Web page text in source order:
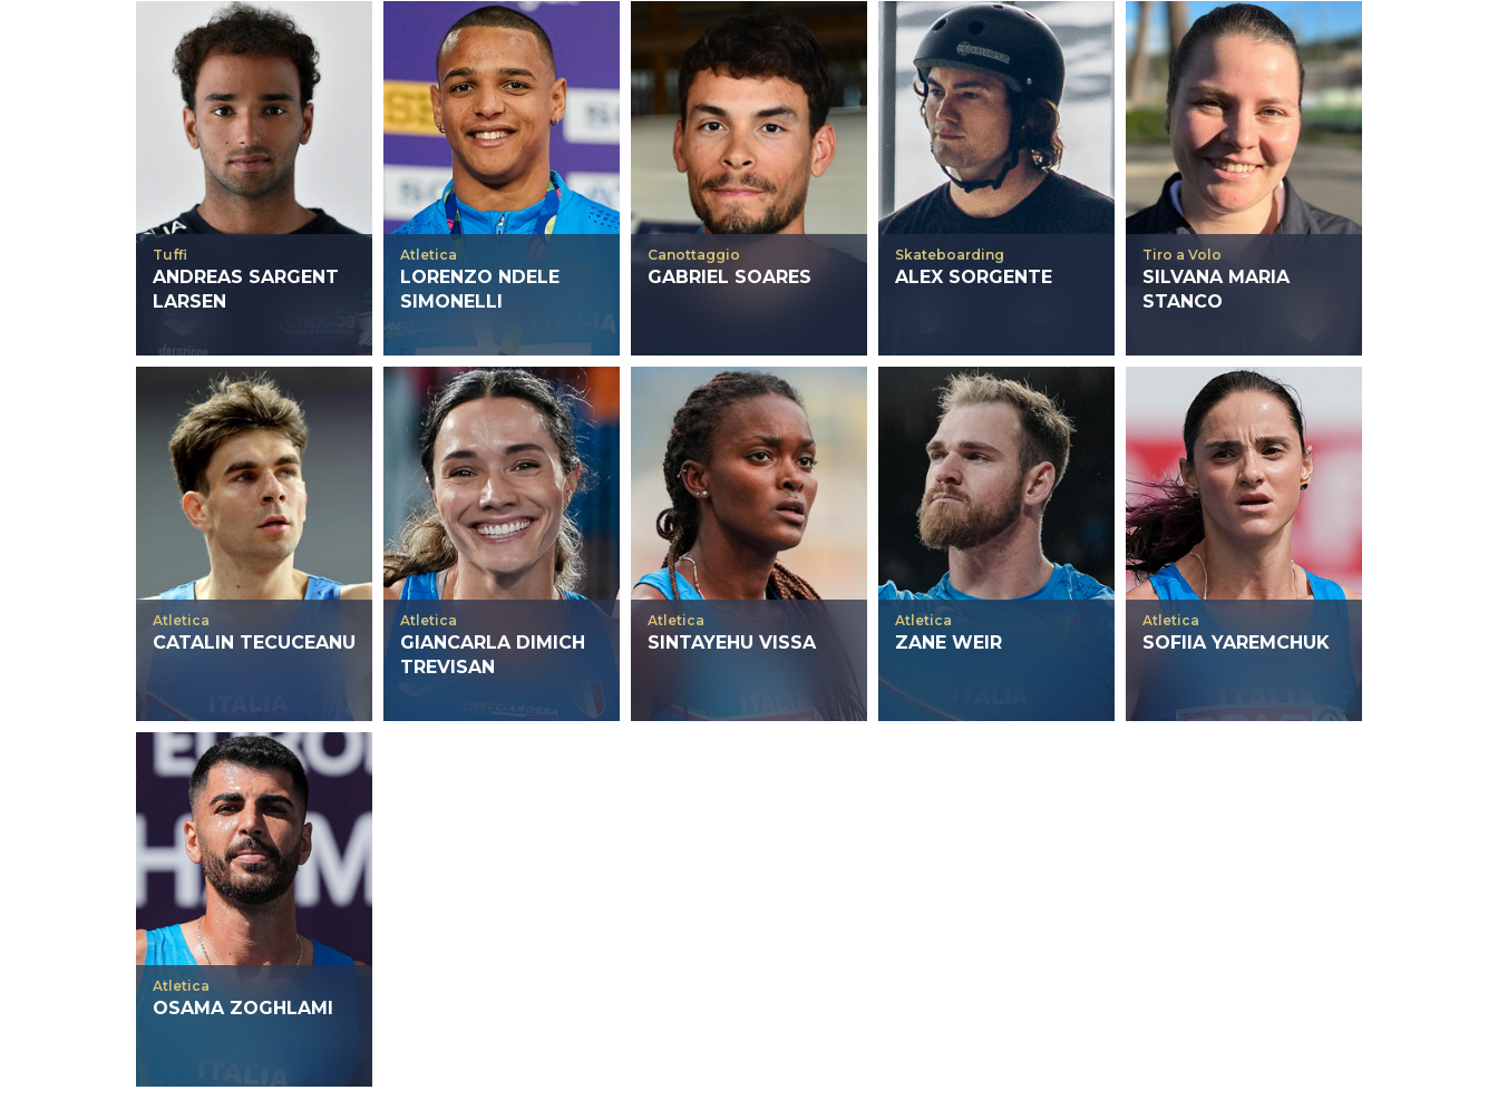
Tuffi
ANDREAS SARGENT
LARSEN
Atletica
LORENZO NDELE
SIMONELLI
Canottaggio
GABRIEL SOARES
Skateboarding
ALEX SORGENTE
Tiro a Volo
SILVANA MARIA
STANCO
Atletica
CATALIN TECUCEANU
Atletica
GIANCARLA DIMICH
TREVISAN
Atletica
SINTAYEHU VISSA
Atletica
ZANE WEIR
Atletica
SOFIIA YAREMCHUK
Atletica
OSAMA ZOGHLAMI